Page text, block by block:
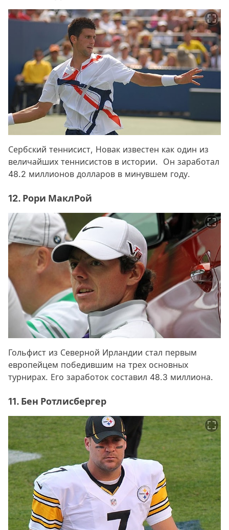
Сербский теннисист, Новак известен как один из
величайших теннисистов в истории. Он заработал
48.2 миллионов долларов в минувшем году.
12. Рори МаклРой
Гольфист из Северной Ирландии стал первым
европейцем победившим на трех основных
турнирах. Его заработок составил 48.3 миллиона.
11. Бен Ротлисбергер